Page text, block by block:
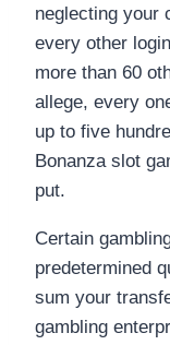
neglecting your
every other
more than 60
allege, every
up to five
Bonanza slot
put.
Certain
predetermined
sum your
gambling